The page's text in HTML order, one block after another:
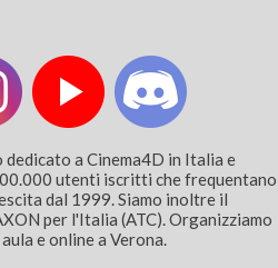
a Cinema4D in Italia e
utenti iscritti che frequentano
dal 1999. Siamo inoltre il
per l'Italia (ATC). Organizziamo
e online a Verona.